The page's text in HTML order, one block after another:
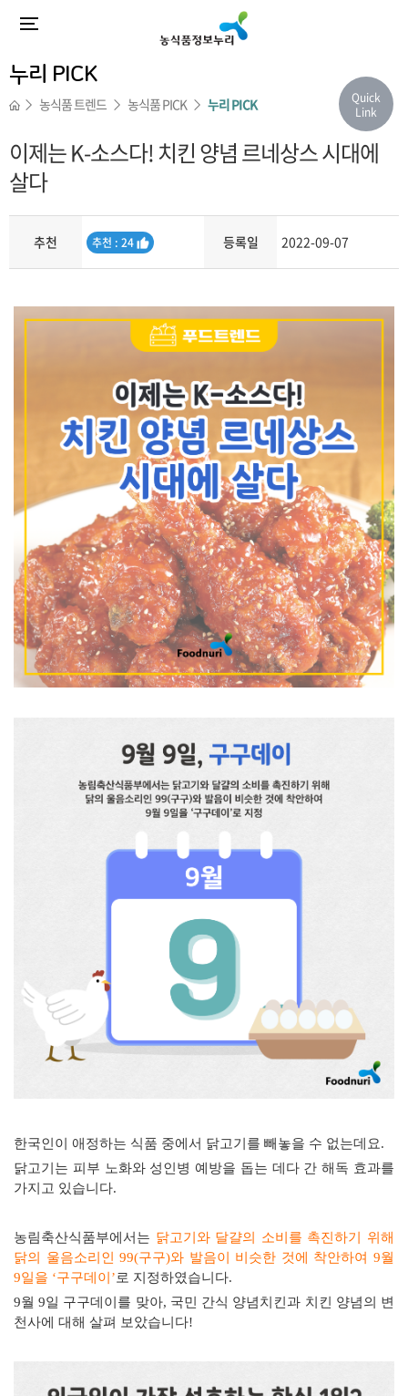
누리 PICK
농식품 트렌드 농식품 PICK 누리 PICK
이제는 K-소스다! 치킨 양념 르네상스 시대에
살다
추천
추
추천 : 24 등록일 2022-09-07
한국인이 애정하는 식품 중에서 닭고기를 빼놓을 수 없는데요.
닭고기는 피부 노화와 성인병 예방을 돕는 데다 간 해독 효과를
가지고 있습니다.
농림축산식품부에서는 닭고기와 달걀의 소비를 촉진하기 위해
닭의 울음소리인99(구구)와 발음이 비슷한 것에 착안하여9월
9일을 ‘구구데이 ’로 지정하였습니다.
9월9일 구구데이를 맞아, 국민 간식 양념치킨과 치킨 양념의 변
천사에 대해 살펴 보았습니다!
Quick
Link